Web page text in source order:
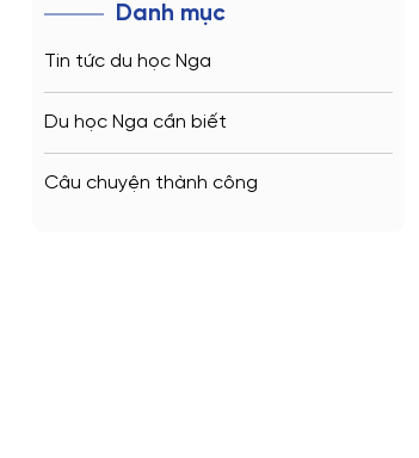
Danh mục
Tin tức du học Nga
Du học Nga cần biết
Câu chuyện thành công